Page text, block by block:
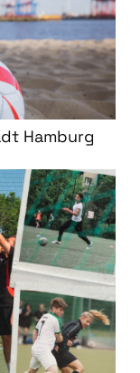
Hamburg